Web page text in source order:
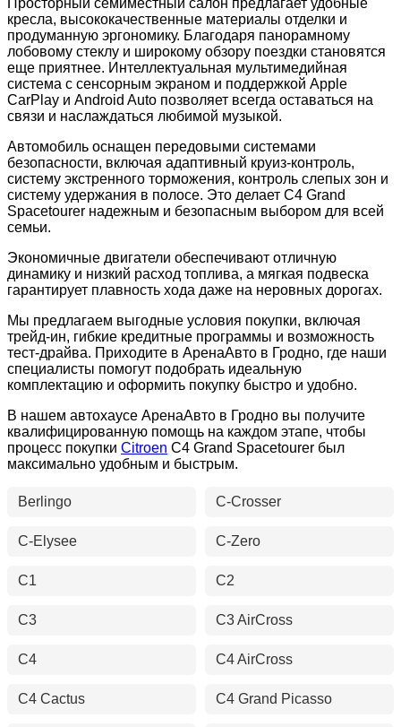
Просторный семиместный салон предлагает удобные
кресла, высококачественные материалы отделки и
продуманную эргономику. Благодаря панорамному
лобовому стеклу и широкому обзору поездки становятся
еще приятнее. Интеллектуальная мультимедийная
система с сенсорным экраном и поддержкой Apple
CarPlay и Android Auto позволяет всегда оставаться на
связи и наслаждаться любимой музыкой.
Автомобиль оснащен передовыми системами
безопасности, включая адаптивный круиз-контроль,
систему экстренного торможения, контроль слепых зон и
систему удержания в полосе. Это делает C4 Grand
Spacetourer надежным и безопасным выбором для всей
семьи.
Экономичные двигатели обеспечивают отличную
динамику и низкий расход топлива, а мягкая подвеска
гарантирует плавность хода даже на неровных дорогах.
Мы предлагаем выгодные условия покупки, включая
трейд-ин, гибкие кредитные программы и возможность
тест-драйва. Приходите в АренаАвто в Гродно, где наши
специалисты помогут подобрать идеальную
комплектацию и оформить покупку быстро и удобно.
В нашем автохаусе АренаАвто в Гродно вы получите
квалифицированную помощь на каждом этапе, чтобы
процесс покупки Citroen C4 Grand Spacetourer был
максимально удобным и быстрым.
Berlingo C-Crosser
C-Elysee C-Zero
C1 C2
C3 C3 AirCross
C4 C4 AirCross
C4 Cactus C4 Grand Picasso